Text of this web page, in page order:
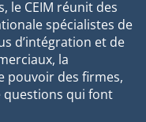
le CEIM réunit des
spécialistes de
d’intégration et de
la
pouvoir des firmes,
questions qui font